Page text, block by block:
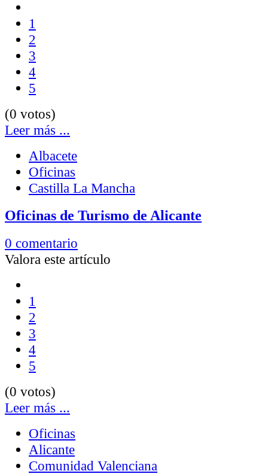
1
2
3
4
5
(0 votos)
Leer más ...
Albacete
Oficinas
Castilla La Mancha
Oficinas de Turismo de Alicante
0 comentario
Valora este artículo
1
2
3
4
5
(0 votos)
Leer más ...
Oficinas
Alicante
Comunidad Valenciana